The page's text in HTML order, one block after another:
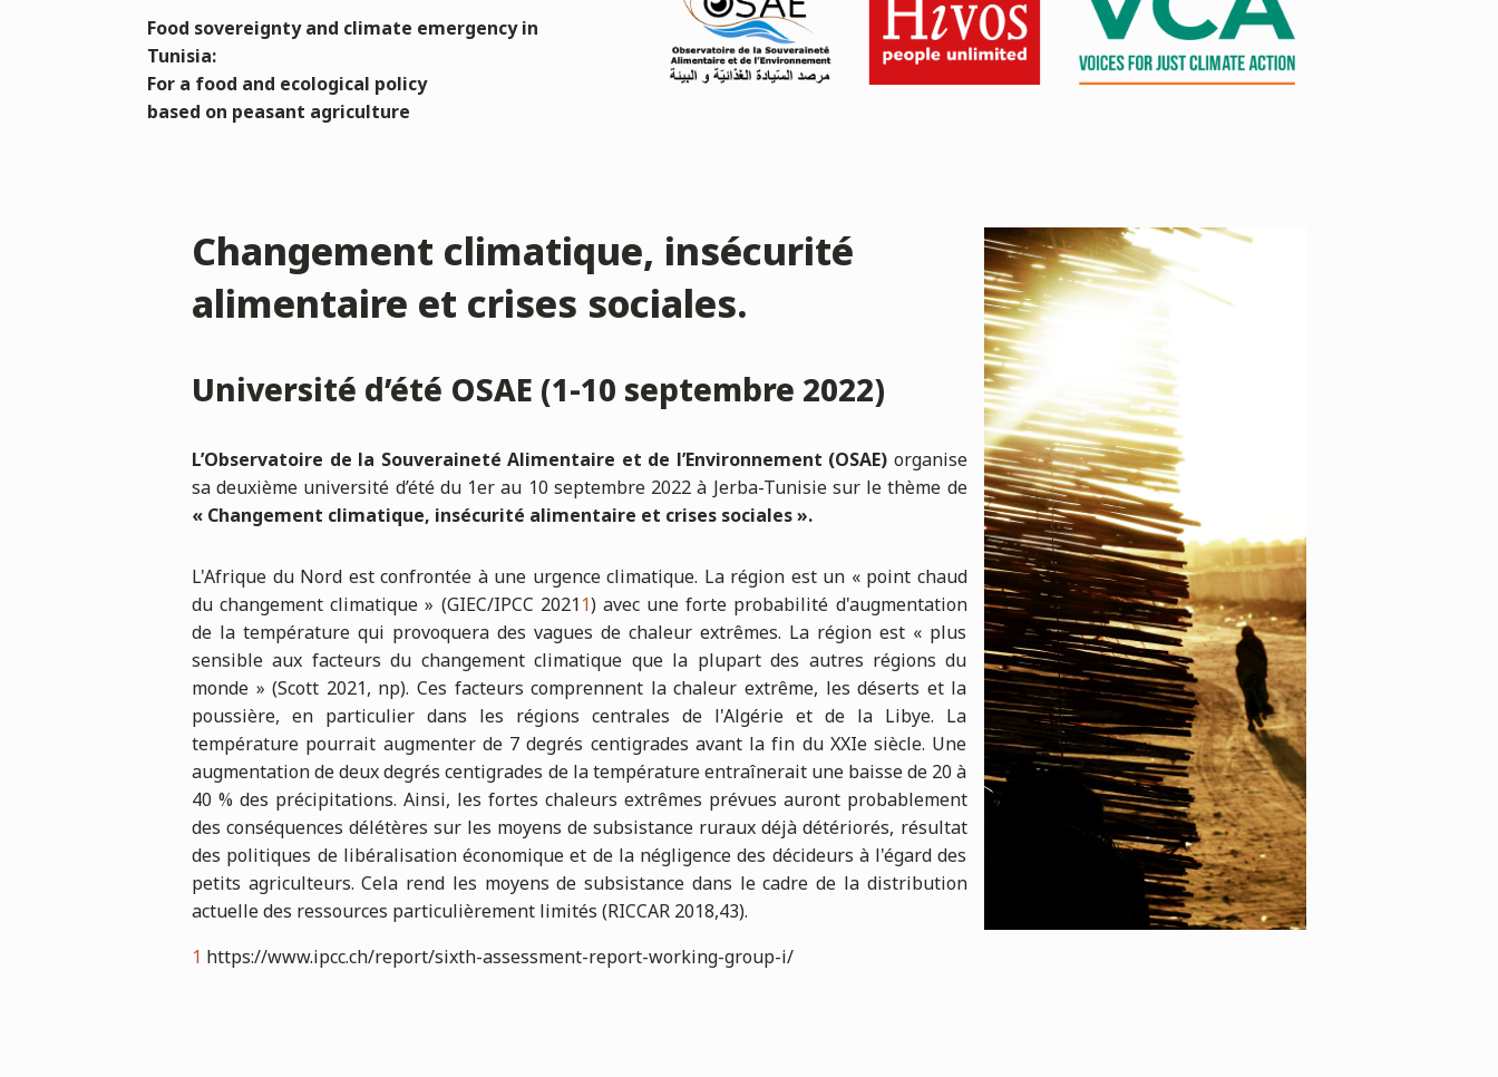
Food sovereignty and climate emergency in
Tunisia:
For a food and ecological policy
based on peasant agriculture
Changement climatique, insécurité
alimentaire et crises sociales.
Université d’été OSAE (1-10 septembre 2022)
L’Observatoire de la Souveraineté Alimentaire et de l’Environnement (OSAE)organise
sa deuxième université d’été du 1er au 10 septembre 2022 à Jerba-Tunisie sur le thème de
«Changement climatique, insécurité alimentaire et crises sociales ».
L'Afrique du Nord est confrontée à une urgence climatique. La région est un « point chaud
du changement climatique » (GIEC/IPCC 20211) avec une forte probabilité d'augmentation
de la température qui provoquera des vagues de chaleur extrêmes. La région est « plus
sensible aux facteurs du changement climatique que la plupart des autres régions du
monde » (Scott 2021, np). Ces facteurs comprennent la chaleur extrême, les déserts et la
poussière, en particulier dans les régions centrales de l'Algérie et de la Libye. La
température pourrait augmenter de 7 degrés centigrades avant la fin du XXIe siècle. Une
augmentation de deux degrés centigrades de la température entraînerait une baisse de 20 à
40 % des précipitations. Ainsi, les fortes chaleurs extrêmes prévues auront probablement
des conséquences délétères sur les moyens de subsistance ruraux déjà détériorés, résultat
des politiques de libéralisation économique et de la négligence des décideurs à l'égard des
petits agriculteurs. Cela rend les moyens de subsistance dans le cadre de la distribution
actuelle des ressources particulièrement limités (RICCAR 2018,43).
1 https://www.ipcc.ch/report/sixth-assessment-report-working-group-i/